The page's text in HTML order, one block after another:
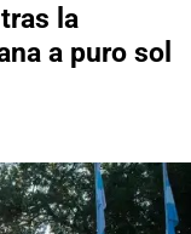
la
a puro sol